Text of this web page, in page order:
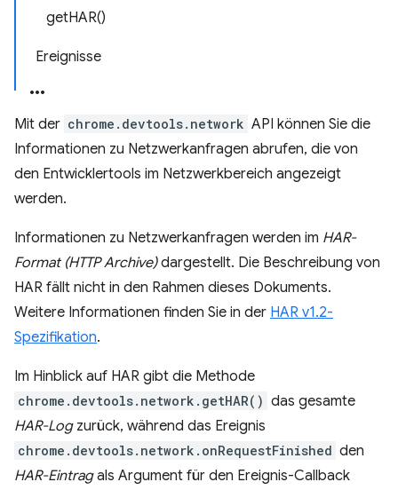
getHAR()
Ereignisse
Mit der chrome.devtools.network API können Sie die
Informationen zu Netzwerkanfragen abrufen, die von
den Entwicklertools im Netzwerkbereich angezeigt
werden.
Informationen zu Netzwerkanfragen werden im HAR-
Format (HTTP Archive)dargestellt. Die Beschreibung von
HAR fällt nicht in den Rahmen dieses Dokuments.
Weitere Informationen finden Sie in der HAR v1.2-
Spezifikation.
Im Hinblick auf HAR gibt die Methode
chrome.devtools.network.getHAR() das gesamte
HAR-Logzurück, während das Ereignis
chrome.devtools.network.onRequestFinished den
HAR-Eintragals Argument für den Ereignis-Callback